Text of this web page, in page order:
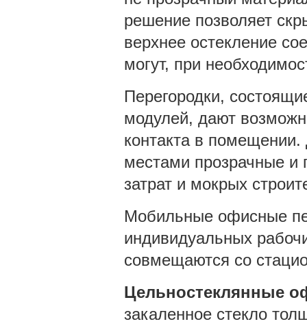
решение позволяет
верхнее остекление
могут, при
Перегородки,
модулей, дают
контакта в помещении.
местами про­зрачные и
затрат и мокрых
Мобильные офисные
индивидуальных
совмещаются со
Цельностеклянные
закаленное стекло